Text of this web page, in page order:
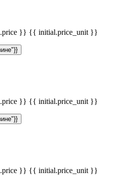
}} {{ initial.price_unit }}
: "В корзине"}}
}} {{ initial.price_unit }}
: "В корзине"}}
}} {{ initial.price_unit }}